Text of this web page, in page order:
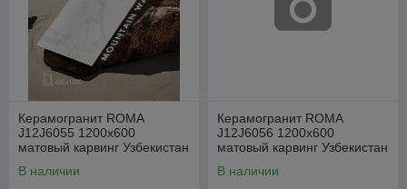
Керамогранит ROMA
J12J6055 1200x600
матовый карвинг Узбекистан
В наличии
Керамогранит ROMA
J12J6056 1200x600
матовый карвинг Узбекистан
В наличии